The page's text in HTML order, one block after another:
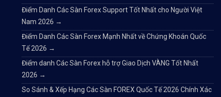
Hãy chọn cho mình một sàn tiền điện tử phù
𝘟𝘦𝘮 𝘤𝘩𝘪 𝘵𝘪ế𝘵: https://chungkhoanforex.com/2-
✨🏆𝐌ở 𝐭à𝐢 𝐤𝐡𝐨ả𝐧 𝐠𝐢𝐚𝐨 𝐝ị𝐜𝐡 𝐭ạ𝐢 𝐜á𝐜 𝐬à𝐧 𝐭ố𝐭 𝐧𝐡ấ𝐭 𝐭𝐡ế
✅𝘔ở 𝘵à𝘪 𝘬𝘩𝘰ả𝘯 𝘵𝘳ê𝘯 𝘴à𝘯 𝘧𝘰𝘳𝘦𝘹 𝘌𝘹𝘯𝘦𝘴𝘴 𝘜𝘺 𝘛í𝘯 𝘷à
Điểm Danh Các Sàn Forex Support Tốt Nhất cho Người Việt
Nam 2026 →
Điểm Danh Các Sàn Forex Mạnh Nhất về Chứng Khoán Quốc
Tế 2026 →
Điểm danh Các Sàn Forex hỗ trợ Giao Dịch VÀNG Tốt Nhất
2026 →
So Sánh & Xếp Hạng Các Sàn FOREX Quốc Tế 2026 Chính Xác